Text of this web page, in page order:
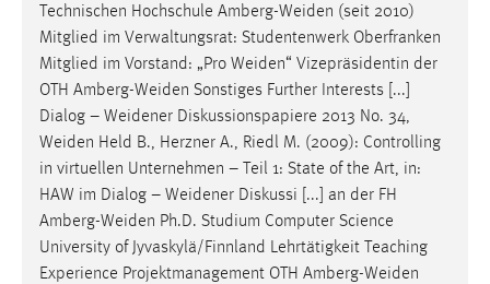
Technischen Hochschule Amberg-Weiden (seit 2010)
Mitglied im Verwaltungsrat: Studentenwerk Oberfranken
Mitglied im Vorstand: „Pro Weiden“ Vizepräsidentin der
OTH Amberg-Weiden Sonstiges Further Interests [...]
Dialog – Weidener Diskussionspapiere 2013 No. 34,
Weiden Held B., Herzner A., Riedl M. (2009): Controlling
in virtuellen Unternehmen – Teil 1: State of the Art, in:
HAW im Dialog – Weidener Diskussi [...] an der FH
Amberg-Weiden Ph.D. Studium Computer Science
University of Jyvaskylä/Finnland Lehrtätigkeit Teaching
Experience Projektmanagement OTH Amberg-Weiden
Zweck:
Für performante Seitenauslieferung wird in diesem Cookie
gespeichert, ob man eingeloggt ist.
Sprachpräferenz
Name:
site-language-preference
Zweck:
Das Cookie speichert die gewählte Sprache der Website.